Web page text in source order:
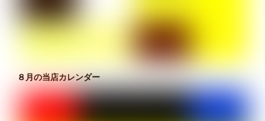
８月の当店カレンダー